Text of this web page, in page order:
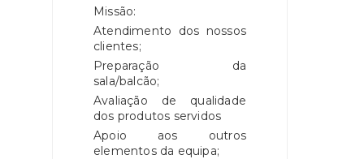
Missão:
Atendimento dos nossos
clientes;
Preparação da
sala/balcão;
Avaliação de qualidade
dos produtos servidos
Apoio aos outros
elementos da equipa;